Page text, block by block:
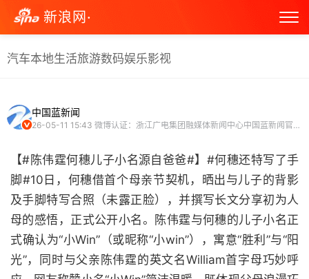
新浪网·
汽车本地生活旅游数码娱乐影视
中国蓝新闻
26-05-11 15:43 微博认证：浙江广电集团融媒体新闻中心中国蓝新闻官方微博
【#陈伟霆何穗儿子小名源自爸爸#】#何穗还特写了手
脚#10日，何穗借首个母亲节契机，晒出与儿子的背影
及手脚特写合照（未露正脸），并撰写长文分享初为人
母的感悟，正式公开小名。陈伟霆与何穗的儿子小名正
式确认为“小Win”（或昵称“小win”），寓意“胜利”与“阳
光”，同时与父亲陈伟霆的英文名William首字母巧妙呼